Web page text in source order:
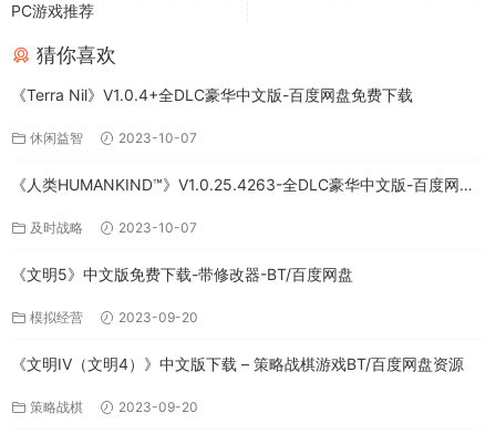
PC游戏推荐
猜你喜欢
《Terra Nil》V1.0.4+全DLC豪华中文版-百度网盘免费下载
休闲益智 2023-10-07
《人类HUMANKIND™》V1.0.25.4263-全DLC豪华中文版-百度网盘
及时战略 2023-10-07
《文明5》中文版免费下载-带修改器-BT/百度网盘
模拟经营 2023-09-20
《文明IV（文明4）》中文版下载 – 策略战棋游戏BT/百度网盘资源
策略战棋 2023-09-20